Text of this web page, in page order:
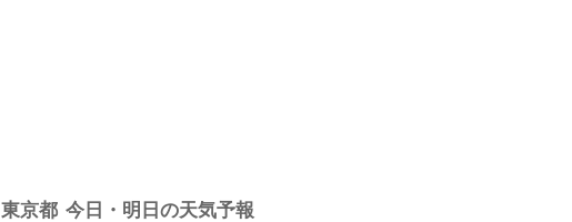
東京都 今日・明日の天気予報